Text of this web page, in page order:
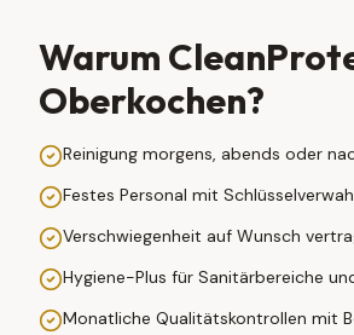
Warum
Oberkochen?
Reinigung morgens, abends oder
Festes Personal mit
Verschwiegenheit auf Wunsch
Hygiene-Plus für Sanitärbereiche
Monatliche Qualitätskontrollen mit